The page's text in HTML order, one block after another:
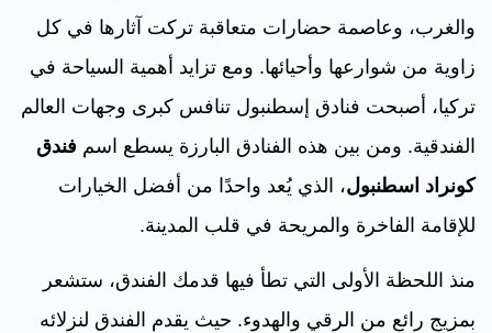
والغرب، وعاصمة حضارات متعاقبة تركت آثارها في كل
زاوية من شوارعها وأحيائها. ومع تزايد أهمية السياحة في
تركيا، أصبحت فنادق إسطنبول تنافس كبرى وجهات العالم
الفندقية. ومن بين هذه الفنادق البارزة يسطع اسم فندق
كونراد اسطنبول، الذي يُعد واحدًا من أفضل الخيارات
للإقامة الفاخرة والمريحة في قلب المدينة.
منذ اللحظة الأولى التي تطأ فيها قدمك الفندق، ستشعر
بمزيج رائع من الرقي والهدوء. حيث يقدم الفندق لنزلائه